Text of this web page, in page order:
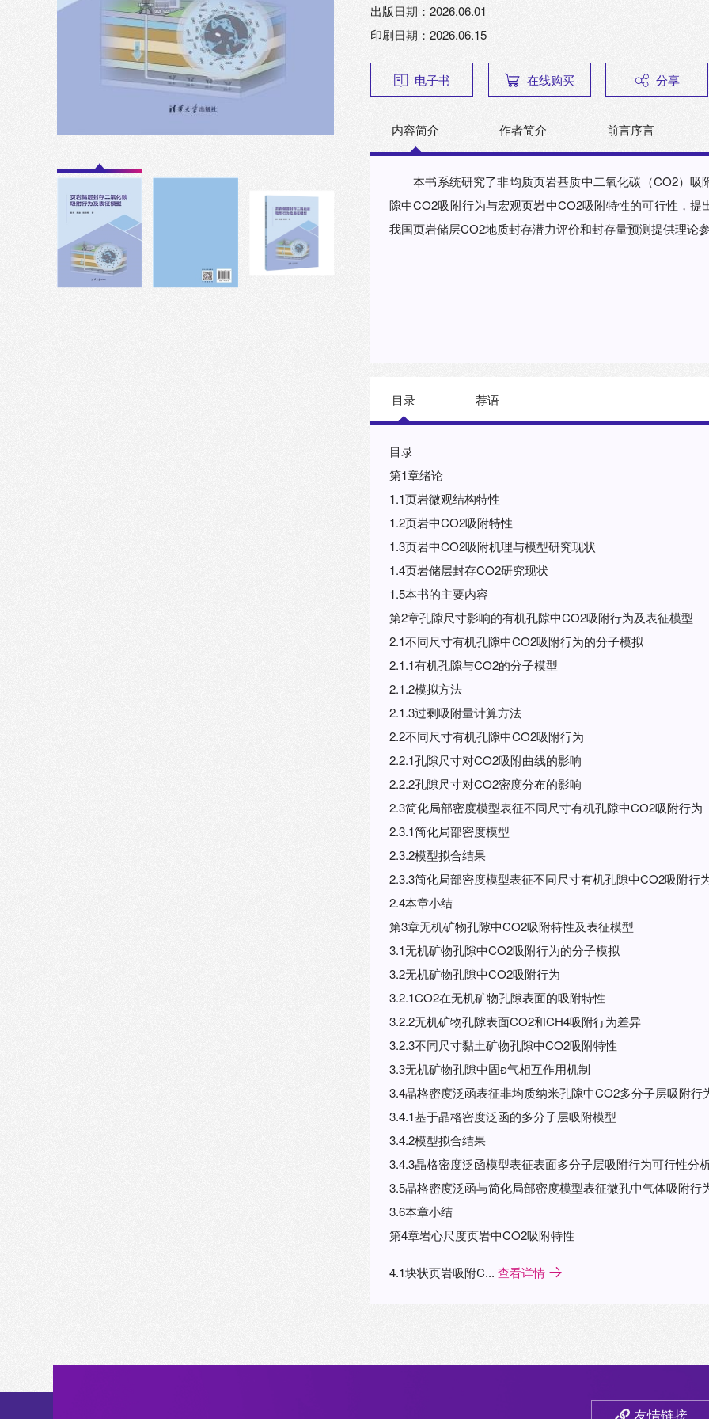
出版日期：2026.06.01
印刷日期：2026.06.15
电子书 在线购买 分享
内容简介 作者简介 前言序言
本书系统研究了非均质页岩基质中二氧化碳（CO2）
隙中CO2吸附行为与宏观页岩中CO2吸附特性的可行性，
我国页岩储层CO2地质封存潜力评价和封存量预测提供理论
目录 荐语
目录
第1章绪论
1.1页岩微观结构特性
1.2页岩中CO2吸附特性
1.3页岩中CO2吸附机理与模型研究现状
1.4页岩储层封存CO2研究现状
1.5本书的主要内容
第2章孔隙尺寸影响的有机孔隙中CO2吸附行为及表征模型
2.1不同尺寸有机孔隙中CO2吸附行为的分子模拟
2.1.1有机孔隙与CO2的分子模型
2.1.2模拟方法
2.1.3过剩吸附量计算方法
2.2不同尺寸有机孔隙中CO2吸附行为
2.2.1孔隙尺寸对CO2吸附曲线的影响
2.2.2孔隙尺寸对CO2密度分布的影响
2.3简化局部密度模型表征不同尺寸有机孔隙中CO2吸附行为
2.3.1简化局部密度模型
2.3.2模型拟合结果
2.3.3简化局部密度模型表征不同尺寸有机孔隙中CO2吸附行
2.4本章小结
第3章无机矿物孔隙中CO2吸附特性及表征模型
3.1无机矿物孔隙中CO2吸附行为的分子模拟
3.2无机矿物孔隙中CO2吸附行为
3.2.1CO2在无机矿物孔隙表面的吸附特性
3.2.2无机矿物孔隙表面CO2和CH4吸附行为差异
3.2.3不同尺寸黏土矿物孔隙中CO2吸附特性
3.3无机矿物孔隙中固气相互作用机制
3.4晶格密度泛函表征非均质纳米孔隙中CO2多分子层吸附行
3.4.1基于晶格密度泛函的多分子层吸附模型
3.4.2模型拟合结果
3.4.3晶格密度泛函模型表征表面多分子层吸附行为可行性分
3.5晶格密度泛函与简化局部密度模型表征微孔中气体吸附行
3.6本章小结
第4章岩心尺度页岩中CO2吸附特性
4.1块状页岩吸附C... 查看详情
友情链接